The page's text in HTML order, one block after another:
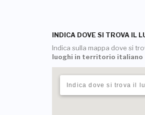
INDICA DOVE SI TROVA IL
Indica sulla mappa dove si
luoghi in territorio italiano